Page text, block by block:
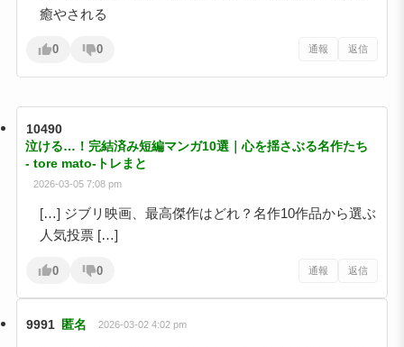
癒やされる
0 0 通報 返信
10490
泣ける…！完結済み短編マンガ10選｜心を揺さぶる名作たち
- tore mato-トレまと
2026-03-05 7:08 pm
[…] ジブリ映画、最高傑作はどれ？名作10作品から選ぶ
人気投票 […]
0 0 通報 返信
9991 匿名 2026-03-02 4:02 pm